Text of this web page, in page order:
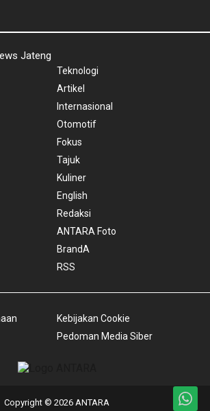
Jateng
Teknologi
Artikel
Internasional
Otomotif
Fokus
Tajuk
Kuliner
English
Redaksi
ANTARA Foto
BrandA
RSS
Kebijakan Cookie
Pedoman Media Siber
Copyright © 2026 ANTARA